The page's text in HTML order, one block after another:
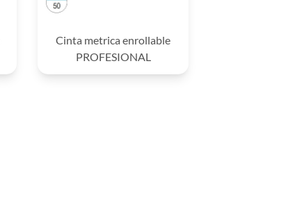
Cinta metrica enrollable
PROFESIONAL